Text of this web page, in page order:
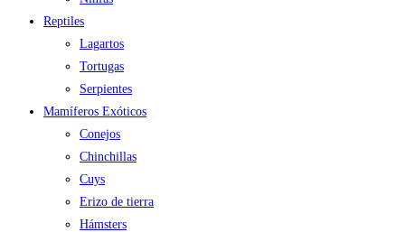
Reptiles
Lagartos
Tortugas
Serpientes
Mamíferos Exóticos
Conejos
Chinchillas
Cuys
Erizo de tierra
Hámsters